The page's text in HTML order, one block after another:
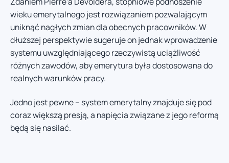
wieku emerytalnego jest rozwiązaniem pozwalającym
uniknąć nagłych zmian dla obecnych pracowników. W
dłuższej perspektywie sugeruje on jednak wprowadzenie
systemu uwzględniającego rzeczywistą uciążliwość
różnych zawodów, aby emerytura była dostosowana do
realnych warunków pracy.
Jedno jest pewne – system emerytalny znajduje się pod
coraz większą presją, a napięcia związane z jego reformą
będą się nasilać.